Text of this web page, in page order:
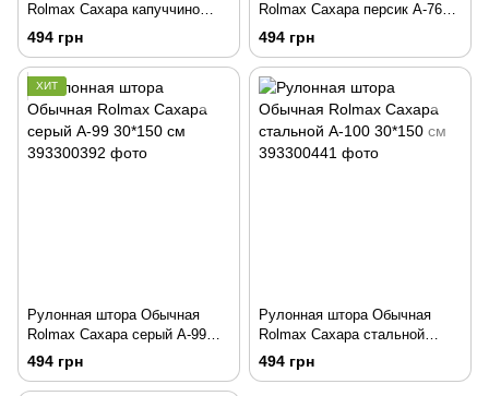
Rolmax Сахара капуччино
А-69 30*150 см
494 грн
Rolmax Сахара персик А-76
30*150 см
494 грн
ХИТ
Рулонная штора Обычная
Rolmax Сахара серый А-99
30*150 см
494 грн
Рулонная штора Обычная
Rolmax Сахара стальной
А-100 30*150 см
494 грн